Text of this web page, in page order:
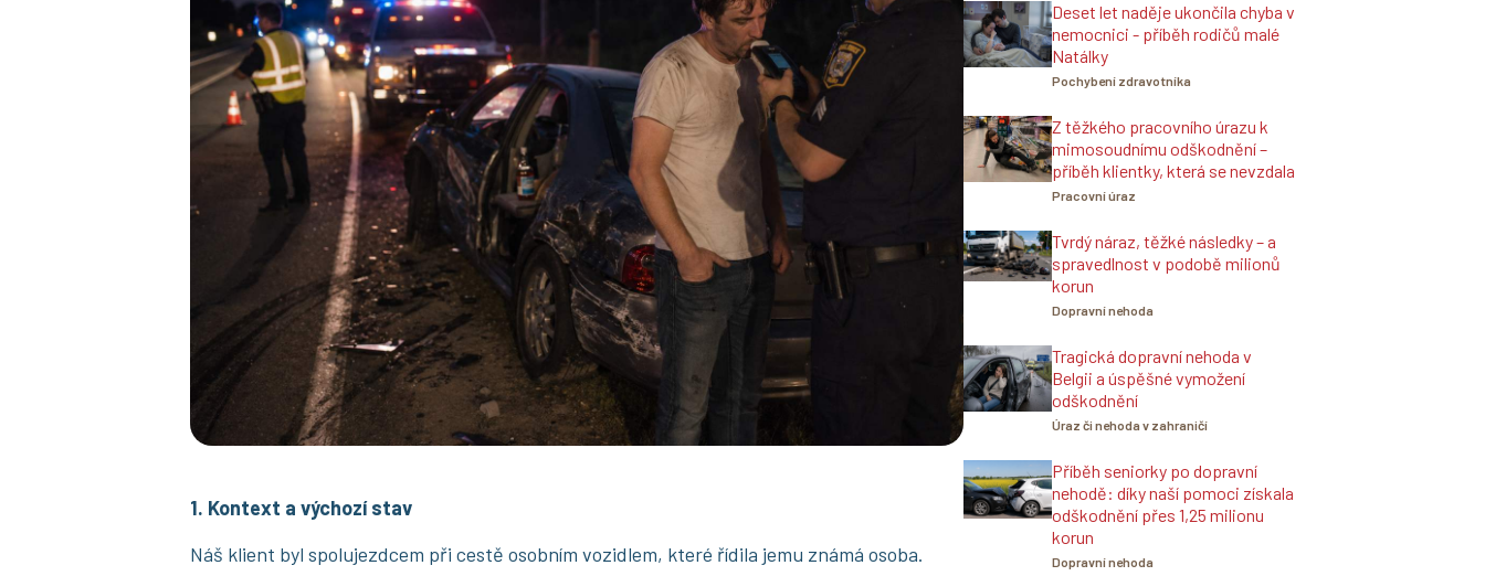
1. Kontext a výchozí stav
Náš klient byl spolujezdcem při cestě osobním vozidlem, které řídila jemu známá osoba.
Deset let naděje ukončila chyba v
nemocnici - příběh rodičů malé
Natálky
Pochybení zdravotníka
Z těžkého pracovního úrazu k
mimosoudnímu odškodnění –
příběh klientky, která se nevzdala
Pracovní úraz
Tvrdý náraz, těžké následky – a
spravedlnost v podobě milionů
korun
Dopravní nehoda
Tragická dopravní nehoda v
Belgii a úspěšné vymožení
odškodnění
Úraz či nehoda v zahraničí
Příběh seniorky po dopravní
nehodě: díky naší pomoci získala
odškodnění přes 1,25 milionu
korun
Dopravní nehoda